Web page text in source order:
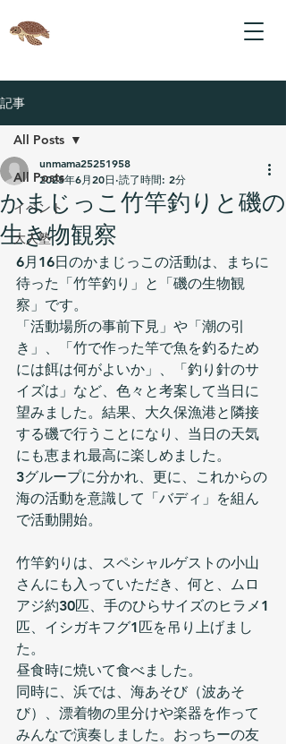
記事
All Posts
イベント
大人塾
All Posts
かまじっこ竹竿釣りと磯の
生き物観察
unmama25251958
2025年6月20日 読了時間: 2分
6月16日のかまじっこの活動は、まちに
待った「竹竿釣り」と「磯の生物観
察」です。
「活動場所の事前下見」や「潮の引
き」、「竹で作った竿で魚を釣るため
には餌は何がよいか」、「釣り針のサ
イズは」など、色々と考案して当日に
望みました。結果、大久保漁港と隣接
する磯で行うことになり、当日の天気
にも恵まれ最高に楽しめました。
3グループに分かれ、更に、これからの
海の活動を意識して「バディ」を組ん
で活動開始。
竹竿釣りは、スペシャルゲストの小山
さんにも入っていただき、何と、ムロ
アジ約30匹、手のひらサイズのヒラメ1
匹、イシガキフグ1匹を吊り上げまし
た。
昼食時に焼いて食べました。
同時に、浜では、海あそび（波あそ
び）、漂着物の里分けや楽器を作って
みんなで演奏しました。おっちーの友